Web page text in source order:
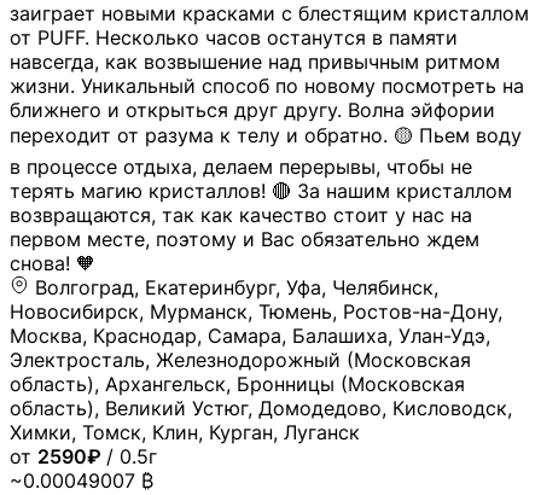
заиграет новыми красками с блестящим кристаллом
от PUFF. Несколько часов останутся в памяти
навсегда, как возвышение над привычным ритмом
жизни. Уникальный способ по новому посмотреть на
ближнего и открыться друг другу. Волна эйфории
переходит от разума к телу и обратно. 🟡 Пьем воду
в процессе отдыха, делаем перерывы, чтобы не
терять магию кристаллов! 🔴 За нашим кристаллом
возвращаются, так как качество стоит у нас на
первом месте, поэтому и Вас обязательно ждем
снова! 🧡
Волгоград, Екатеринбург, Уфа, Челябинск,
Новосибирск, Мурманск, Тюмень, Ростов-на-Дону,
Москва, Краснодар, Самара, Балашиха, Улан-Удэ,
Электросталь, Железнодорожный (Московская
область), Архангельск, Бронницы (Московская
область), Великий Устюг, Домодедово, Кисловодск,
Химки, Томск, Клин, Курган, Луганск
от 2590₽ / 0.5г
~0.00049007 ₿